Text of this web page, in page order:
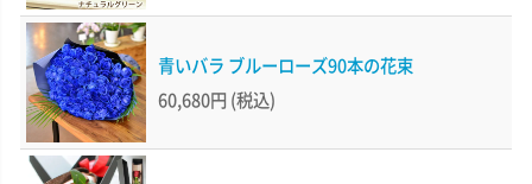
青いバラ ブルーローズ90本の花束
60,680円 (税込)